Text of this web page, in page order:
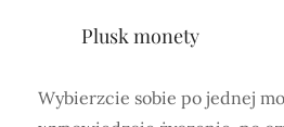
Plusk monety
Wybierzcie sobie po jednej